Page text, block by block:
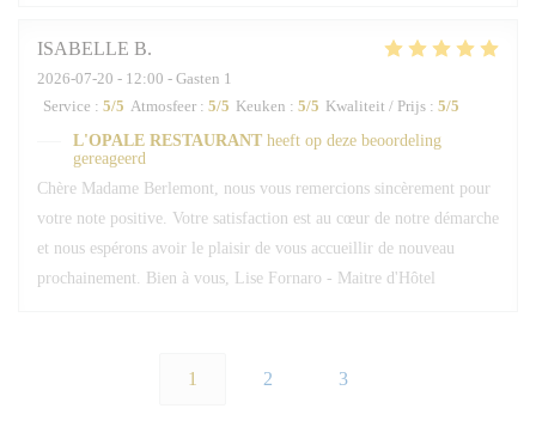
ISABELLE B
2026-07-20 - 12:00 - Gasten 1
Service : 5/5 Atmosfeer : 5/5 Keuken : 5/5 Kwaliteit / Prijs : 5/5
L'OPALE RESTAURANT heeft op deze beoordeling
gereageerd
Chère Madame Berlemont, nous vous remercions sincèrement pour
votre note positive. Votre satisfaction est au cœur de notre démarche
et nous espérons avoir le plaisir de vous accueillir de nouveau
prochainement. Bien à vous, Lise Fornaro - Maitre d'Hôtel
1 2 3